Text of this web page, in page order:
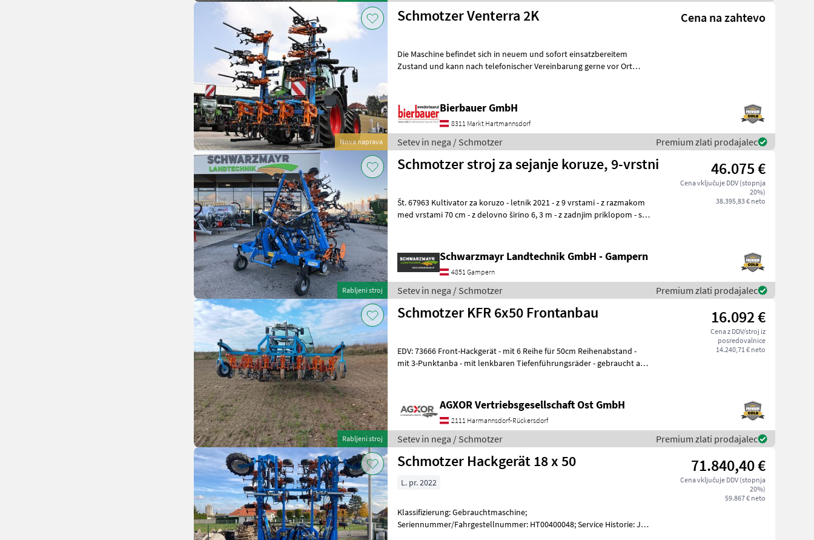
Nova naprava
Schmotzer Venterra 2K Cena na zahtevo
Die Maschine befindet sich in neuem und sofort einsatzbereitem
Zustand und kann nach telefonischer Vereinbarung gerne vor Ort
Bierbauer GmbH
8311 Markt Hartmannsdorf
Setev in nega / Schmotzer Premium zlati prodajalec
Rabljeni stroj
Schmotzer stroj za sejanje koruze, 9-vrstni 46.075 €
Cena vključuje DDV (stopnja
20%)
38.395,83 € neto
Št. 67963 Kultivator za koruzo - letnik 2021 - z 9 vrstami - z razmakom
med vrstami 70 cm - z delovno širino 6, 3 m - z zadnjim priklopom - s
Schwarzmayr Landtechnik GmbH - Gampern
4851 Gampern
Setev in nega / Schmotzer Premium zlati prodajalec
Rabljeni stroj
Schmotzer KFR 6x50 Frontanbau 16.092 €
Cena z DDV/stroj iz
posredovalnice
14.240,71 € neto
EDV: 73666 Front-Hackgerät - mit 6 Reihe für 50cm Reihenabstand -
mit 3-Punktanba - mit lenkbaren Tiefenführungsräder - gebraucht aus
AGXOR Vertriebsgesellschaft Ost GmbH
2111 Harmannsdorf-Rückersdorf
Setev in nega / Schmotzer Premium zlati prodajalec
Schmotzer Hackgerät 18 x 50 71.840,40 €
Cena vključuje DDV (stopnja
20%)
59.867 € neto
L. pr. 2022
Klassifizierung: Gebrauchtmaschine;
Seriennummer/Fahrgestellnummer: HT00400048; Service Historie: Ja;